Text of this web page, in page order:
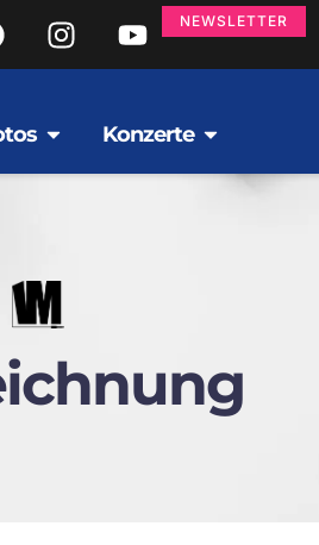
NEWSLETTER
Konzerte